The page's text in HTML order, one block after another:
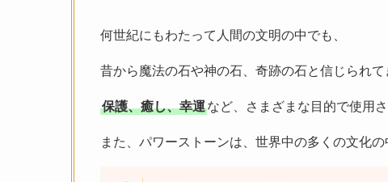
何世紀にもわたって人間の文明の中でも、
昔から魔法の石や神の石、奇跡の石と信じられて
保護、癒し、幸運など、さまざまな目的で使用さ
また、パワーストーンは、世界中の多くの文化